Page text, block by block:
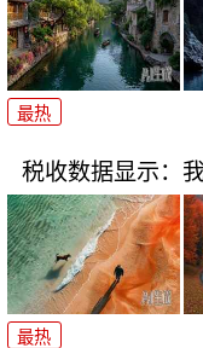
最热
税收数据显示：
最热